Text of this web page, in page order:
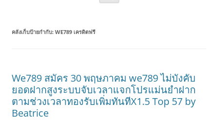
ยัง
คลังเก็บป้ายกำกับ: WE789 เครดิตฟรี
We789 สมัคร 30 พฤษภาคม we789 ไม่บังคับ
ยอดฝากสูงระบบจับเวลาแจกโปรแม่นยำฝาก
ตามช่วงเวลาทองรับเพิ่มทันทีX1.5 Top 57 by
Beatrice